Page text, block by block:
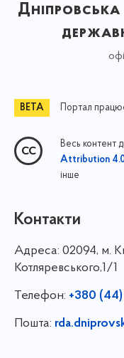
Дніпровська
Портал
Весь контент
Attribution
інше
Контакти
Адреса: 02094, м.
Котляревського,1/1
Телефон: +380
Пошта: